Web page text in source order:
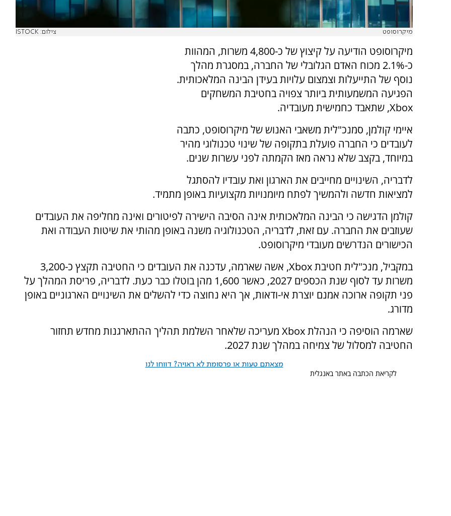
מיקרוסופט צילום: ISTOCK
מיקרוסופט הודיעה על קיצוץ של כ-4,800 משרות, המהוות
כ-2.1% מכוח האדם הגלובלי של החברה, במסגרת מהלך
נוסף של התייעלות וצמצום עלויות בעידן הבינה המלאכותית.
הפגיעה המשמעותית ביותר צפויה בחטיבת המשחקים
Xbox, שתאבד כחמישית מעובדיה.
איימי קולמן, סמנכ"לית משאבי האנוש של מיקרוסופט, כתבה
לעובדים כי החברה פועלת בתקופה של שינוי טכנולוגי מהיר
במיוחד, בקצב שלא נראה מאז הקמתה לפני עשרות שנים.
לדבריה, השינויים מחייבים את הארגון ואת עובדיו להסתגל
למציאות חדשה ולהמשיך לפתח מיומנויות מקצועיות באופן מתמיד.
קולמן הדגישה כי הבינה המלאכותית אינה הסיבה הישירה לפיטורים ואינה מחליפה את העובדים
שעוזבים את החברה. עם זאת, לדבריה, הטכנולוגיה משנה באופן מהותי את שיטות העבודה ואת
הכישורים הנדרשים מעובדי מיקרוסופט.
במקביל, מנכ"לית חטיבת Xbox, אשה שארמה, עדכנה את העובדים כי החטיבה תקצץ כ-3,200
משרות עד לסוף שנת הכספים 2027, כאשר 1,600 מהן בוטלו כבר כעת. לדבריה, פריסת המהלך על
פני תקופה ארוכה אמנם יוצרת אי-ודאות, אך היא נחוצה כדי להשלים את השינויים הארגוניים באופן
מדורג.
שארמה הוסיפה כי הנהלת Xbox מעריכה שלאחר השלמת תהליך ההתארגנות מחדש תחזור
החטיבה למסלול של צמיחה במהלך שנת 2027.
מצאתם טעות או פרסומת לא ראויה? דווחו לנו
לקריאת הכתבה באתר באנגלית